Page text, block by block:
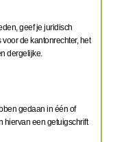
geef je juridisch
de kantonrechter, het
dergelijke.
gedaan in één of
hiervan een getuigschrift